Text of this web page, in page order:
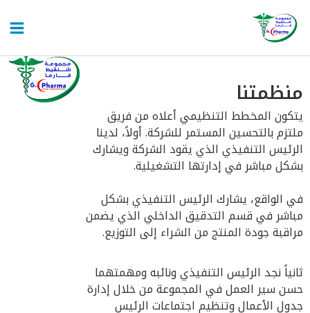
المخطط التنظيمي أعلاه من فريق
بالتحسين المستمر للشركة. أولاً، لدينا
التنفيذي الذي يقود الشركة ويشارك
مباشر في إدارتها التشغيلية.
الواقع، يشارك الرئيس التنفيذي بشكل
في قسم التدقيق الداخلي الذي يضمن
جودة المنتج من الشراء إلى التوزيع.
نجد الرئيس التنفيذي ونائبه ومهمتهما
سير العمل في المجموعة من خلال إدارة
الأعمال وتنظيم اجتماعات الرئيس